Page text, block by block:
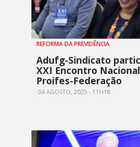
REFORMA DA PREVIDÊNCIA
Adufg-Sindicato
XXI Encontro
Proifes-Federação
04 AGOSTO, 2025 - 11H18